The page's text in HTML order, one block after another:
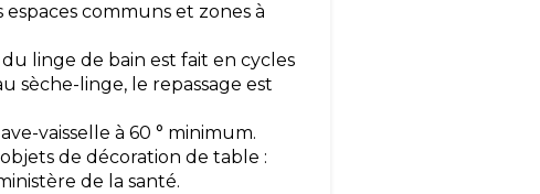
communs et zones à
linge de bain est fait en cycles
sèche-linge, le repassage est
vaisselle à 60 ° minimum.
de décoration de table :
de la santé.